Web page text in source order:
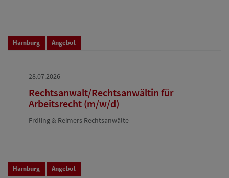
Hamburg Angebot
28.07.2026
Rechtsanwalt/Rechtsanwältin für
Arbeitsrecht (m/w/d)
Fröling & Reimers Rechtsanwälte
Hamburg Angebot